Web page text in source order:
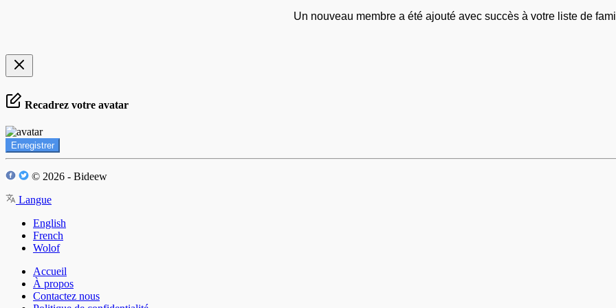
Un nouveau membre a été ajouté avec succès à votre liste de
Recadrez votre avatar
Enregistrer
© 2026 - Bideew
Langue
English
French
Wolof
Accueil
À propos
Contactez nous